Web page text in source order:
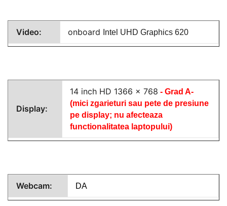
Video: onboard Intel UHD Graphics 620
Display:
14 inch HD 1366 x 768 - Grad A-
(mici zgarieturi sau pete de presiune
pe display; nu afecteaza
functionalitatea laptopului)
Webcam: DA